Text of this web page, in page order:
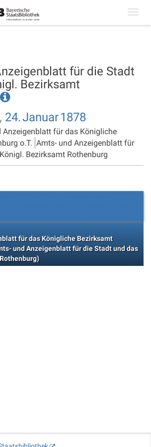
für die Stadt
Bezirksamt
24.Januar1878
Anzeigenblatt für das Königliche
o.T. Amts- und Anzeigenblatt für
Bezirksamt Rothenburg
für das Königliche Bezirksamt
und Anzeigenblatt für die Stadt und das